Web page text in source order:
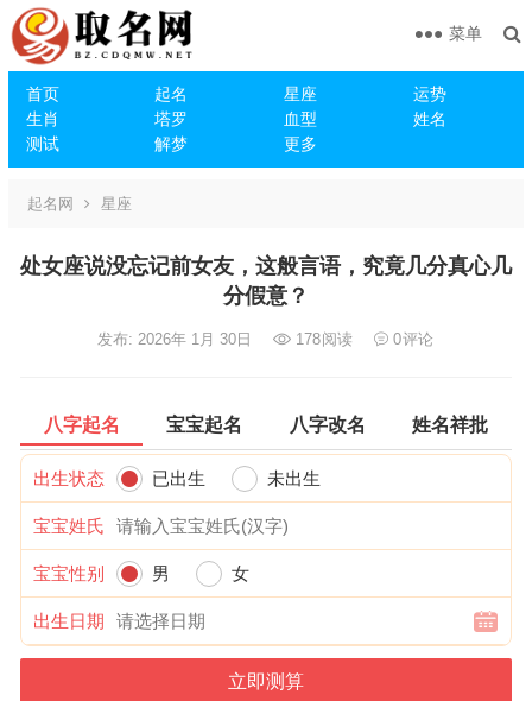
首页 起名 星座
运势
生肖
塔罗 血型
姓名
测试
解梦 更多
菜单
起名网 星座
处女座说没忘记前女友，这般言语，究竟几分真心几
分假意？
发布: 2026年 1月 30日 178阅读 0评论
八字起名 宝宝起名 八字改名 姓名祥批
出生状态 已出生 未出生
宝宝姓氏
宝宝性别 男 女
出生日期